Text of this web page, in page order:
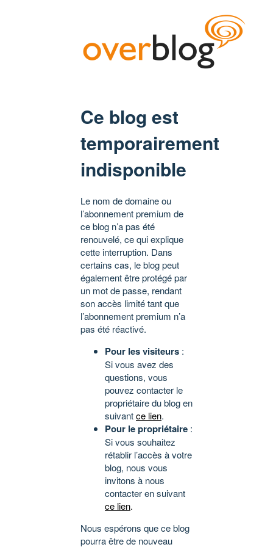
Ce blog est
temporairement
indisponible
Le nom de domaine ou
l’abonnement premium de
ce blog n’a pas été
renouvelé, ce qui explique
cette interruption. Dans
certains cas, le blog peut
également être protégé par
un mot de passe, rendant
son accès limité tant que
l’abonnement premium n’a
pas été réactivé.
Pour les visiteurs :
Si vous avez des
questions, vous
pouvez contacter le
propriétaire du blog en
suivantce lien.
Pour le propriétaire :
Si vous souhaitez
rétablir l’accès à votre
blog, nous vous
invitons à nous
contacter en suivant
ce lien.
Nous espérons que ce blog
pourra être de nouveau